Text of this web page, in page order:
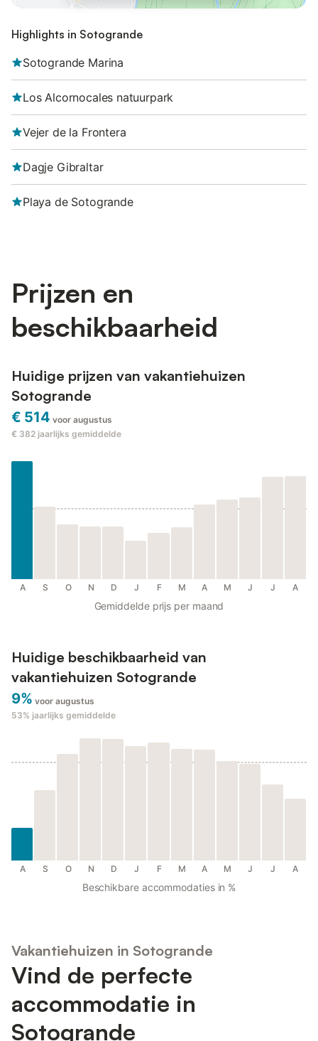
Highlights in Sotogrande
Sotogrande Marina
Los Alcornocales natuurpark
Vejer de la Frontera
Dagje Gibraltar
Playa de Sotogrande
Prijzen en
beschikbaarheid
Huidige prijzen van vakantiehuizen
Sotogrande
€ 514 voor augustus
€ 382 jaarlijks gemiddelde
A S O N D J F M A M J J A
Gemiddelde prijs per maand
Huidige beschikbaarheid van
vakantiehuizen Sotogrande
9% voor augustus
53% jaarlijks gemiddelde
A S O N D J F M A M J J A
Beschikbare accommodaties in %
Vakantiehuizen in Sotogrande
Vind de perfecte
accommodatie in
Sotogrande